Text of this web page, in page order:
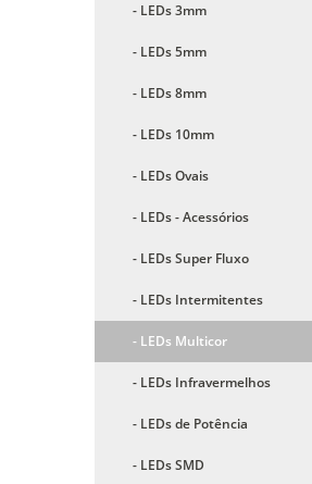
- LEDs 3mm
- LEDs 5mm
- LEDs 8mm
- LEDs 10mm
- LEDs Ovais
- LEDs - Acessórios
- LEDs Super Fluxo
- LEDs Intermitentes
- LEDs Multicor
- LEDs Infravermelhos
- LEDs de Potência
- LEDs SMD